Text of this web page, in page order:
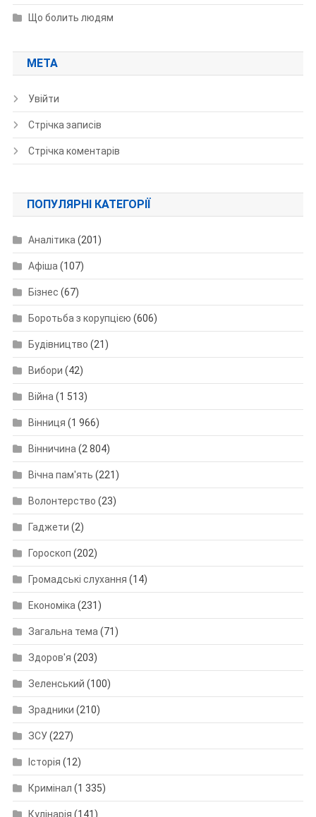
Що болить людям
МЕТА
Увійти
Стрічка записів
Стрічка коментарів
ПОПУЛЯРНІ КАТЕГОРІЇ
Аналітика (201)
Афіша (107)
Бізнес (67)
Боротьба з корупцією (606)
Будівництво (21)
Вибори (42)
Війна (1 513)
Вінниця (1 966)
Вінничина (2 804)
Вічна пам'ять (221)
Волонтерство (23)
Гаджети (2)
Гороскоп (202)
Громадські слухання (14)
Економіка (231)
Загальна тема (71)
Здоров'я (203)
Зеленський (100)
Зрадники (210)
ЗСУ(227)
Історія (12)
Кримінал (1 335)
Кулінарія (141)